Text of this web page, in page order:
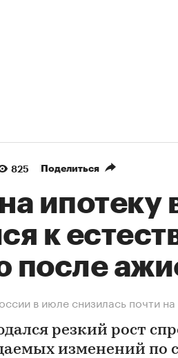
825 Поделиться
ипотеку
к
после
в июле снизилась почти
резкий рост
изменений по